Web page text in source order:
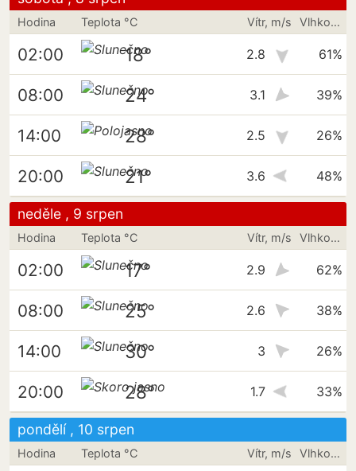
Hodina Teplota °C Vítr, m/s Vlhkost vzduchu
02:00 18° 2.8 61%
08:00 24° 3.1 39%
14:00 28° 2.5 26%
20:00 21° 3.6 48%
neděle , 9 srpen
Hodina Teplota °C Vítr, m/s Vlhkost vzduchu
02:00 17° 2.9 62%
08:00 25° 2.6 38%
14:00 30° 3 26%
20:00 28° 1.7 33%
pondělí , 10 srpen
Hodina Teplota °C Vítr, m/s Vlhkost vzduchu